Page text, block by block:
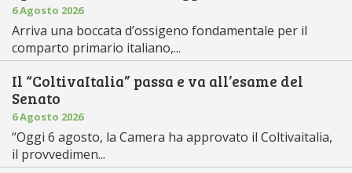
6 Agosto 2026
Arriva una boccata d’ossigeno fondamentale per il
comparto primario italiano,...
Il “ColtivaItalia” passa e va all’esame del
Senato
6 Agosto 2026
“Oggi 6 agosto, la Camera ha approvato il Coltivaitalia,
il provvedimen...